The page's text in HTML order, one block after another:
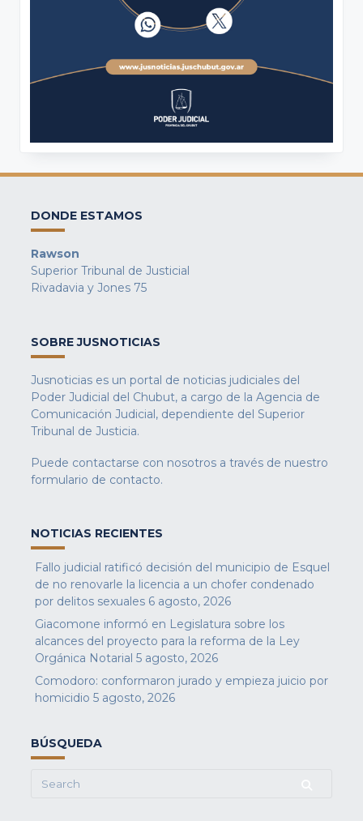
DONDE ESTAMOS
Rawson
Superior Tribunal de Justicial
Rivadavia y Jones 75
SOBRE JUSNOTICIAS
Jusnoticias es un portal de noticias judiciales del
Poder Judicial del Chubut, a cargo de la Agencia de
Comunicación Judicial, dependiente del Superior
Tribunal de Justicia.
Puede contactarse con nosotros a través de nuestro
formulario de contacto.
NOTICIAS RECIENTES
Fallo judicial ratificó decisión del municipio de Esquel
de no renovarle la licencia a un chofer condenado
por delitos sexuales 6 agosto, 2026
Giacomone informó en Legislatura sobre los
alcances del proyecto para la reforma de la Ley
Orgánica Notarial 5 agosto, 2026
Comodoro: conformaron jurado y empieza juicio por
homicidio 5 agosto, 2026
BÚSQUEDA
Search